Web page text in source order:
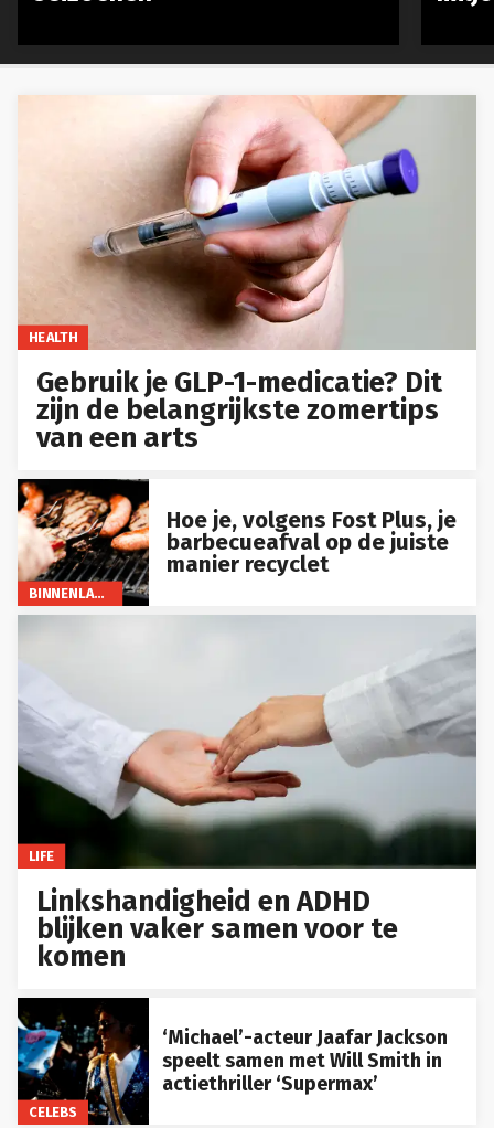
HEALTH
Gebruik je GLP-1-medicatie? Dit
zijn de belangrijkste zomertips
van een arts
BINNENLAND
Hoe je, volgens Fost Plus, je
barbecueafval op de juiste
manier recyclet
LIFE
Linkshandigheid en ADHD
blijken vaker samen voor te
komen
CELEBS
‘Michael’-acteur Jaafar Jackson
speelt samen met Will Smith in
actiethriller ‘Supermax’